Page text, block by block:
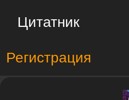
Цитатник
Регистрация